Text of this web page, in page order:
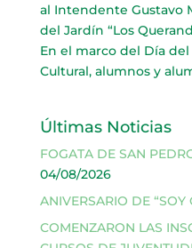
al Intendente Gustavo
del Jardín “Los
En el marco del Día
Cultural, alumnos y
Últimas Noticias
FOGATA DE SAN
04/08/2026
ANIVERSARIO DE “SOY
COMENZARON LAS